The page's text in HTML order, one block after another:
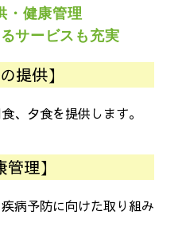
・健康管理
サービスも充実
提供】
、夕食を提供します。
管理】
病予防に向けた取り組み